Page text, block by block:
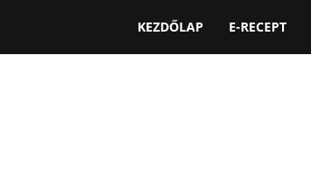
KEZDŐLAP E-RECEPT